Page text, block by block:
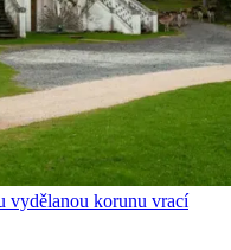
vydělanou korunu vrací